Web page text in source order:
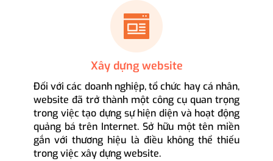
Xây dựng website
Đối với các doanh nghiệp, tổ chức hay cá nhân,
website đã trở thành một công cụ quan trọng
trong việc tạo dựng sự hiện diện và hoạt động
quảng bá trên Internet. Sở hữu một tên miền
gắn với thương hiệu là điều không thể thiếu
trong việc xây dựng website.